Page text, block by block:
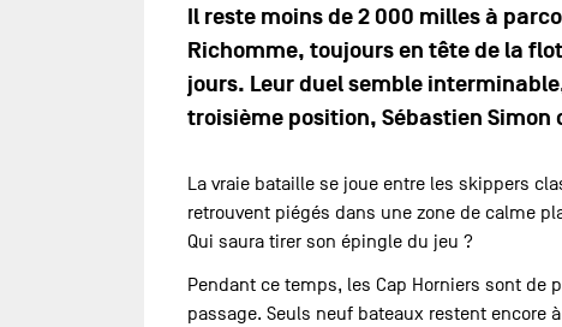
Il reste moins de 2 000 milles à
Richomme, toujours en tête de la
jours. Leur duel semble
troisième position, Sébastien
La vraie bataille se joue entre les skippers
retrouvent piégés dans une zone de calme
Qui saura tirer son épingle du jeu ?
Pendant ce temps, les Cap Horniers sont
passage. Seuls neuf bateaux restent encore